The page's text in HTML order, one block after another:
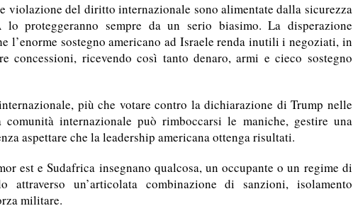
violazione del diritto internazionale sono alimentate dalla sicurezza
proteggeranno sempre da un serio biasimo. La disperazione
l’enorme sostegno americano ad Israele renda inutili i negoziati, in
concessioni, ricevendo così tanto denaro, armi e cieco sostegno
più che votare contro la dichiarazione di Trump nelle
internazionale può rimboccarsi le maniche, gestire una
aspettare che la leadership americana ottenga risultati.
est e Sudafrica insegnano qualcosa, un occupante o un regime di
attraverso un’articolata combinazione di sanzioni, isolamento
militare.